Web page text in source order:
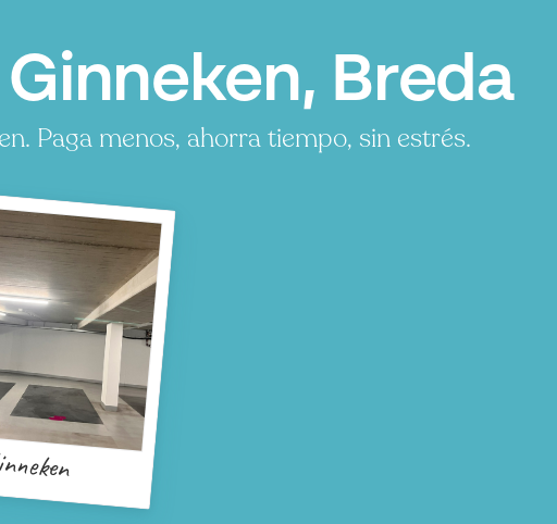
Breda
Paga menos, ahorra tiempo, sin estrés.